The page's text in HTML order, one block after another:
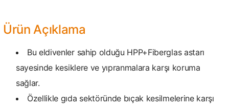
Ürün Açıklama
Bu eldivenler sahip olduğu HPP+Fiberglas astarı
sayesinde kesiklere ve yıpranmalara karşı koruma
sağlar.
Özellikle gıda sektöründe bıçak kesilmelerine karşı